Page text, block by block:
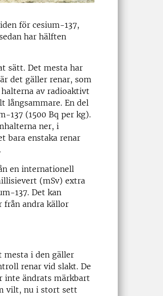
för cesium-137,
har hälften
sätt. Det mesta har
det gäller renar, som
av radioaktivt
långsammare. En del
137 (1500 Bq per kg).
ner, i
bara enstaka renar
en internationell
(mSv) extra
137. Det kan
från andra källor
mesta i den gäller
renar vid slakt. De
inte ändrats märkbart
vilt, nu i stort sett